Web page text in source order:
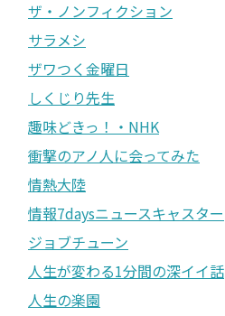
ザ・ノンフィクション
サラメシ
ザワつく金曜日
しくじり先生
趣味どきっ！・NHK
衝撃のアノ人に会ってみた
情熱大陸
情報7daysニュースキャスター
ジョブチューン
人生が変わる1分間の深イイ話
人生の楽園